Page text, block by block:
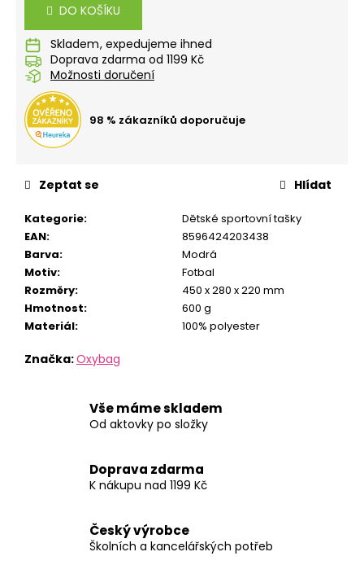
DO KOŠÍKU
Skladem
Doprava zdarma od 1199 Kč
Možnosti doručení
98 % zákazníků doporučuje
Kategorie:
Dětské sportovní tašky
EAN:
8596424203438
Barva:
Modrá
Motiv:
Fotbal
Rozměry:
450 x 280 x 220 mm
Hmotnost:
600 g
Materiál: 100% polyester
Značka:Oxybag
Zeptat se Hlídat
Vše máme skladem
Od aktovky po složky
Doprava zdarma
K nákupu nad 1199 Kč
Český výrobce
Školních a kancelářských potřeb
e
m
e
STUDENTSKÝ
BATOH
OXY
DOTS
PINK
449
Kč